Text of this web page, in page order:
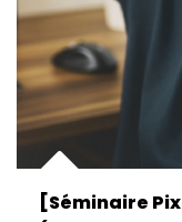
[Séminaire